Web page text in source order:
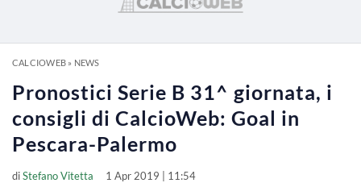
CALCIOWEB» NEWS
Pronostici Serie B 31^ giornata, i
consigli di CalcioWeb: Goal in
Pescara-Palermo
diStefano Vitetta 1 Apr 2019 | 11:54